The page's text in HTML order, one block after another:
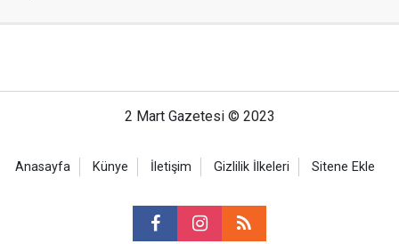
2 Mart Gazetesi © 2023
Anasayfa Künye İletişim Gizlilik İlkeleri Sitene Ekle